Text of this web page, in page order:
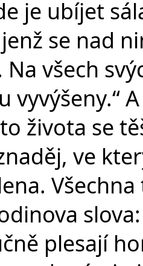
je ubíjet
se nad
všech
vyvýšeny.“
života se
ve
plesají